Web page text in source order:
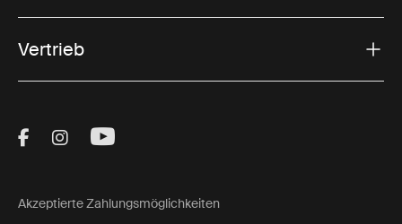
Vertrieb
Visit Thule on Facebook (external link)
Visit Thule on Instagram (external link)
Visit Thule on Youtube (external
Akzeptierte Zahlungsmöglichkeiten